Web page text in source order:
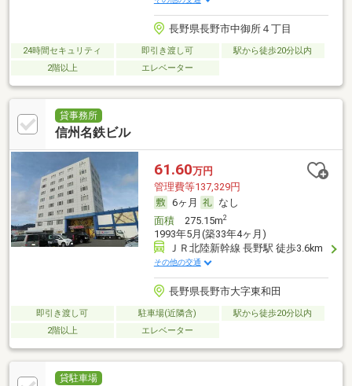
長野県長野市中御所４丁目
24時間セキュリティ 即引き渡し可
駅から徒歩20分以内
2階以上
エレベーター
貸事務所
信州名鉄ビル
61.60万円
管理費等137,329円
6ヶ月
なし
面積275.15m2
1993年5月(築33年4ヶ月)
ＪＲ北陸新幹線 長野駅 徒歩3.6km
その他の交通
長野県長野市大字東和田
即引き渡し可 駐車場(近隣含)
駅から徒歩20分以内
2階以上
エレベーター
貸駐車場